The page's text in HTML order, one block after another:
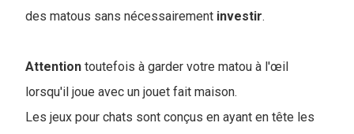
des matous sans nécessairement investir.
Attention toutefois à garder votre matou à l'œil
lorsqu'il joue avec un jouet fait maison.
Les jeux pour chats sont conçus en ayant en tête les